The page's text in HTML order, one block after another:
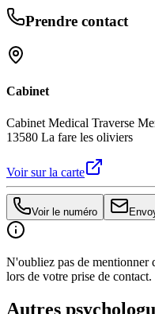
Prendre contact
Cabinet
Cabinet Medical Traverse
13580 La fare les oliviers
Voir sur la carte
Voir le numéro
N'oubliez pas de mentionner
lors de votre prise de contact.
Autres